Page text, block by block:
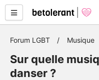
Forum LGBT Musique
Sur quelle
danser ?